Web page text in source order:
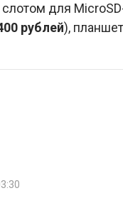
для
рублей),